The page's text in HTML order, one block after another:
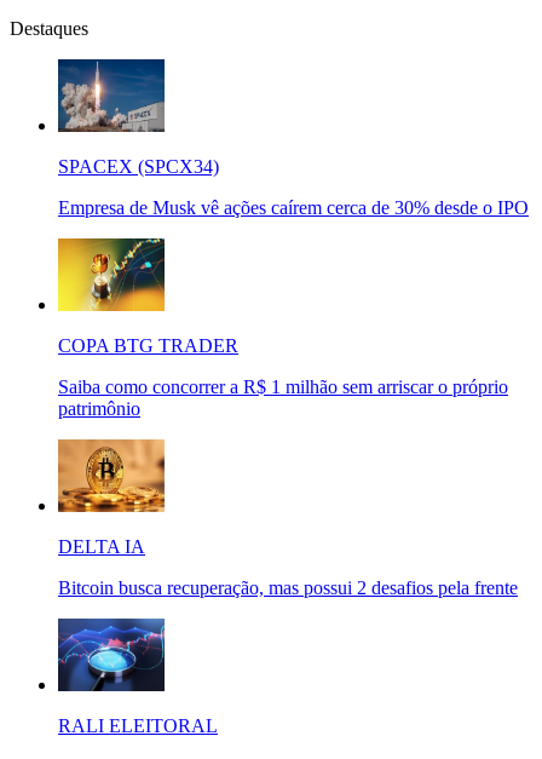
Destaques
SPACEX (SPCX34)
Empresa de Musk vê ações caírem cerca de 30% desde o IPO
COPA BTG TRADER
Saiba como concorrer a R$ 1 milhão sem arriscar o próprio
patrimônio
DELTA IA
Bitcoin busca recuperação, mas possui 2 desafios pela frente
RALI ELEITORAL